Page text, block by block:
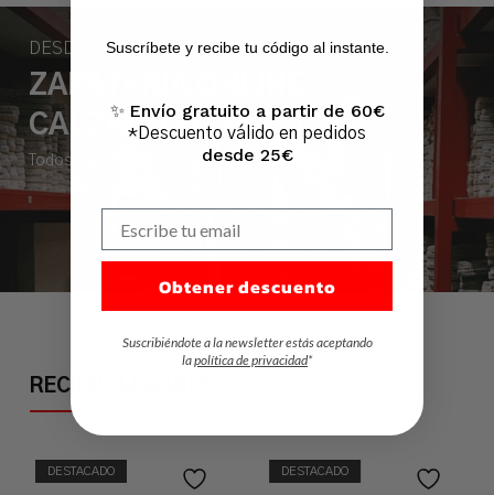
DESDE 1897OFRECIENDO LA MEJOR CALIDAD
ZAPATERÍA ONLINE
CALZADOS LOBO
Todos nuestros productos están fabricados en España.
RECIÉN LLEGADOS
DESTACADO DESTACADO
Suscríbete y recibe tu código al instante.
✨ Envío gratuito a partir de 60€
*Descuento válido en pedidos
desde 25€
Obtener descuento
Suscribiéndote a la newsletter estás aceptando
lapolítica de privacidad*